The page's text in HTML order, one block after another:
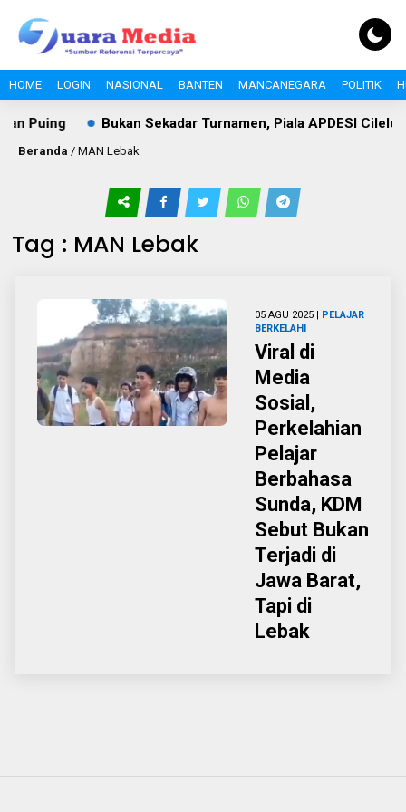
HOME LOGIN NASIONAL BANTEN MANCANEGARA POLITIK
Puing Bukan Sekadar Turnamen, Piala APDESI
Beranda / MAN Lebak
Tag : MAN Lebak
05 AGU 2025 | PELAJAR
BERKELAHI
Viral di
Media
Sosial,
Perkelahian
Pelajar
Berbahasa
Sunda, KDM
Sebut Bukan
Terjadi di
Jawa Barat,
Tapi di
Lebak